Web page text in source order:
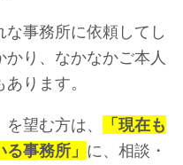
事務所に依頼してし
り、なかなかご本人
ります。
望む方は、
「現在も
事務所」 に、相談・